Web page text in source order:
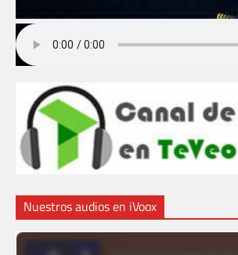
Nuestros audios en iVoox